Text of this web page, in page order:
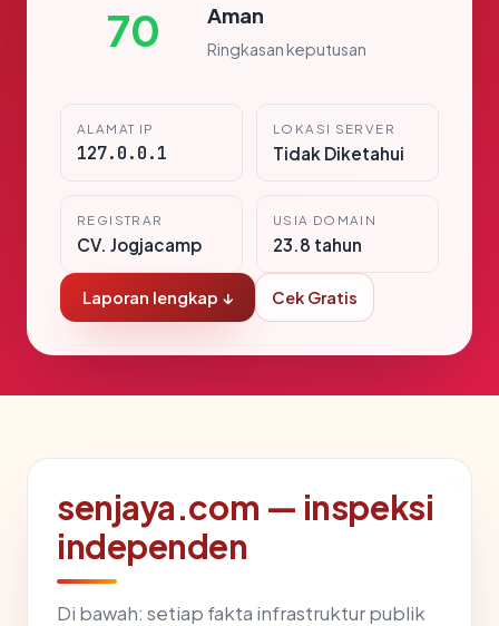
70 Aman
Ringkasan keputusan
ALAMAT IP
127.0.0.1
LOKASI SERVER
Tidak Diketahui
REGISTRAR
CV. Jogjacamp
USIA DOMAIN
23.8 tahun
Laporan lengkap ↓ Cek Gratis
senjaya.com — inspeksi
independen
Di bawah: setiap fakta infrastruktur publik